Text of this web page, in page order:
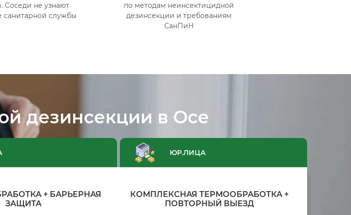
Соседи не узнают
санитарной службы
по методам неинсектицидной
дезинсекции и требованиям
СанПиН
дезинсекции в Осе
ЮР.ЛИЦА
+ БАРЬЕРНАЯ
ЗАЩИТА
КОМПЛЕКСНАЯ ТЕРМООБРАБОТКА +
ПОВТОРНЫЙ ВЫЕЗД